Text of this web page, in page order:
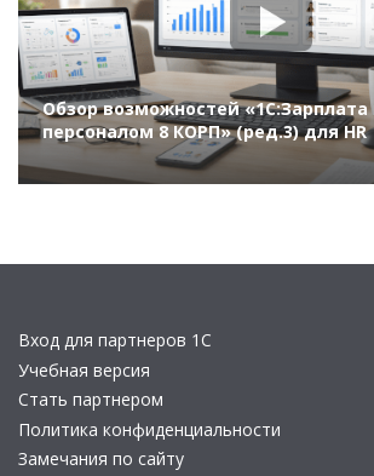
Обзор возможностей «1С:Зарплата
персоналом 8 КОРП» (ред.3) для HR
Вход для партнеров 1С
Учебная версия
Стать партнером
Политика конфиденциальности
Замечания по сайту